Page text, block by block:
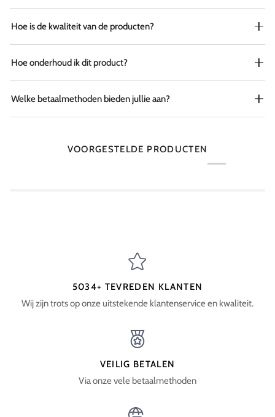
Hoe is de kwaliteit van de producten?
Hoe onderhoud ik dit product?
Welke betaalmethoden bieden jullie aan?
VOORGESTELDE PRODUCTEN
5034+ TEVREDEN KLANTEN
Wij zijn trots op onze uitstekende klantenservice en kwaliteit.
VEILIG BETALEN
Via onze vele betaalmethoden